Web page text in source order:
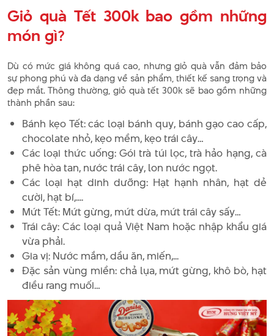
Giỏ quà Tết 300k bao gồm những
món gì?
Dù có mức giá không quá cao, nhưng giỏ quà vẫn đảm bảo
sự phong phú và đa dạng về sản phẩm, thiết kế sang trọng và
đẹp mắt. Thông thường, giỏ quà tết 300k sẽ bao gồm những
thành phần sau:
Bánh kẹo Tết: các loại bánh quy, bánh gạo cao cấp,
chocolate nhỏ, kẹo mềm, kẹo trái cây…
Các loại thức uống: Gói trà túi lọc, trà hảo hạng, cà
phê hòa tan, nước trái cây, lon nước ngọt.
Các loại hạt dinh dưỡng: Hạt hạnh nhân, hạt dẻ
cười, hạt bí,....
Mứt Tết: Mứt gừng, mứt dừa, mứt trái cây sấy…
Trái cây: Các loại quả Việt Nam hoặc nhập khẩu giá
vừa phải.
Gia vị: Nước mắm, dầu ăn, miến,...
Đặc sản vùng miền: chả lụa, mứt gừng, khô bò, hạt
điều rang muối…